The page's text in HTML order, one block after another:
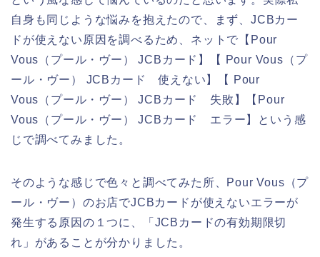
自身も同じような悩みを抱えたので、まず、JCBカー
ドが使えない原因を調べるため、ネットで【Pour
Vous（プール・ヴー） JCBカード】【 Pour Vous（プ
ール・ヴー） JCBカード 使えない】【 Pour
Vous（プール・ヴー） JCBカード 失敗】【Pour
Vous（プール・ヴー） JCBカード エラー】という感
じで調べてみました。
そのような感じで色々と調べてみた所、Pour Vous（プ
ール・ヴー）のお店でJCBカードが使えないエラーが
発生する原因の１つに、「JCBカードの有効期限切
れ」があることが分かりました。